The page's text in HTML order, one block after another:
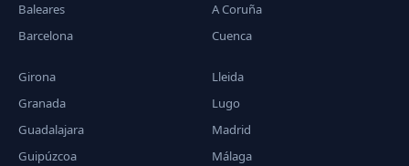
Baleares
Barcelona
A Coruña
Cuenca
Girona
Granada
Guadalajara
Guipúzcoa
Lleida
Lugo
Madrid
Málaga